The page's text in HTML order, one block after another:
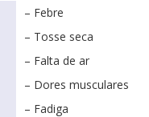
– Febre
– Tosse seca
– Falta de ar
– Dores musculares
– Fadiga